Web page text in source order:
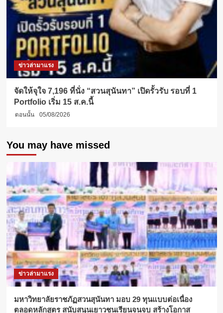
ข่าวล่ามาแรง
จัดให้จุใจ 7,196 ที่นั่ง “สวนสุนันทา” เปิดรั้วรับ รอบที่ 1
Portfolio เริ่ม 15 ส.ค.นี้
ตอนนั้น 05/08/2026
You may have missed
ข่าวล่ามาแรง
มหาวิทยาลัยราชภัฏสวนสุนันทา มอบ 29 ทุนแบบต่อเนื่อง
ตลอดหลักสูตร สนับสนุนเยาวชนเรียนจนจบ สร้างโอกาส